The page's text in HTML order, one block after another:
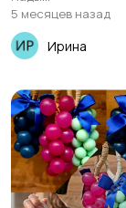
5 месяцев назад
Ирина